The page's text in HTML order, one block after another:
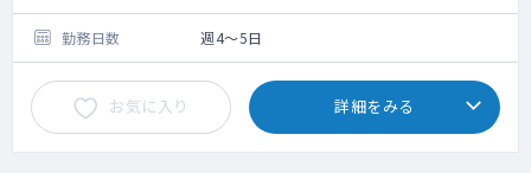
＜概 要＞
【内視鏡】胃カメラ中心（午前10～12件程
度）、大腸カメラは月10件程度 ※経口経
鼻、セデーション処置あり（内視鏡機器オリ
ンパス）
【読影】スポット医師が担当した画像・所見
判定チェック（週20件ほど）、生検結果判
勤務日数 週4～5日
お気に入り 詳細をみる